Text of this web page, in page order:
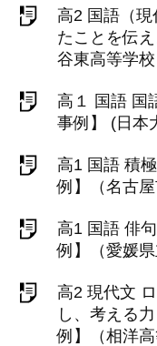
高2 国語（
たことを伝
谷東高等学校
高１ 国語 国
事例】 (日本
高1 国語 積
例】（名古屋
高1 国語 俳
例】（愛媛県
高2 現代文
し、考える
例】（相洋高